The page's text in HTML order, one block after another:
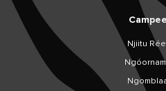
Njiitu